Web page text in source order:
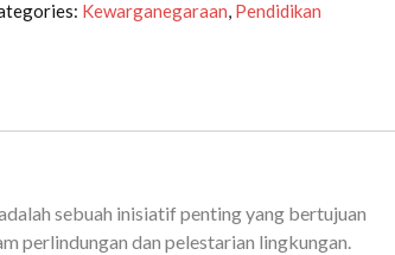
Kewarganegaraan, Pendidikan
sebuah inisiatif penting yang bertujuan
perlindungan dan pelestarian lingkungan.